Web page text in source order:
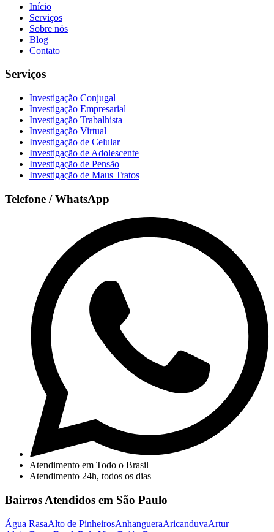
Início
Serviços
Sobre nós
Blog
Contato
Serviços
Investigação Conjugal
Investigação Empresarial
Investigação Trabalhista
Investigação Virtual
Investigação de Celular
Investigação de Adolescente
Investigação de Pensão
Investigação de Maus Tratos
Telefone / WhatsApp
Atendimento em Todo o Brasil
Atendimento 24h, todos os dias
Bairros Atendidos em São Paulo
Água RasaAlto de PinheirosAnhangueraAricanduvaArtur